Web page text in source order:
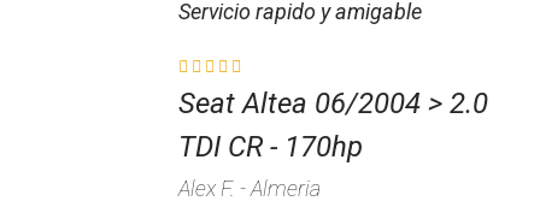
Servicio rapido y amigable
Seat Altea 06/2004 > 2.0
TDI CR - 170hp
Alex F. - Almeria